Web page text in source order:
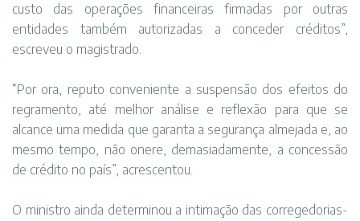
custo das operações financeiras firmadas por outras
entidades também autorizadas a conceder créditos”,
escreveu o magistrado.
“Por ora, reputo conveniente a suspensão dos efeitos do
regramento, até melhor análise e reflexão para que se
alcance uma medida que garanta a segurança almejada e, ao
mesmo tempo, não onere, demasiadamente, a concessão
de crédito no país”, acrescentou.
O ministro ainda determinou a intimação das corregedorias-